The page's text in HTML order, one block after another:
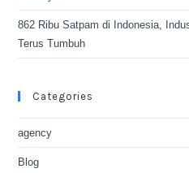
862 Ribu Satpam di Indonesia,
Terus Tumbuh
Categories
agency
Blog